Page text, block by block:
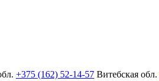
+375 (162) 52-14-57 Витебская обл.